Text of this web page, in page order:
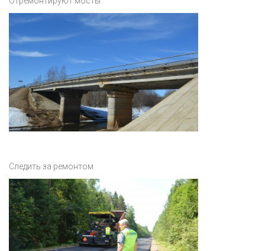
Следить за ремонтом